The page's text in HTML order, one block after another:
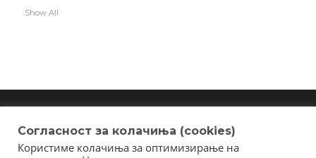
Show All
Copyright © 2018 - Member of IAB Macedonia
Согласност за колачиња (cookies)
Користиме колачиња за оптимизирање на